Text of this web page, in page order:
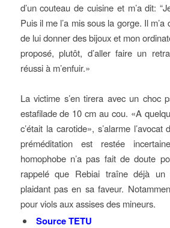
d’un couteau de cuisine et m’a dit:
Puis il me l’a mis sous la gorge. Il
de lui donner des bijoux et mon
proposé, plutôt, d’aller faire un
réussi à m’enfuir.»
La victime s’en tirera avec un choc
estafilade de 10 cm au cou. «A
c’était la carotide», s’alarme
préméditation est restée
homophobe n’a pas fait de doute
rappelé que Rebiai traîne déjà un
plaidant pas en sa faveur.
pour viols aux assises des mineurs.
Source TETU